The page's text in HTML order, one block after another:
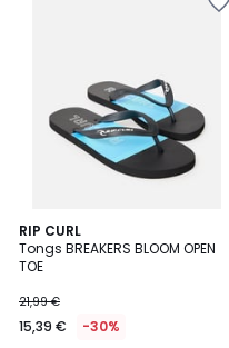
RIP CURL
Tongs BREAKERS BLOOM OPEN
TOE
21,99 €
15,39 € -30%